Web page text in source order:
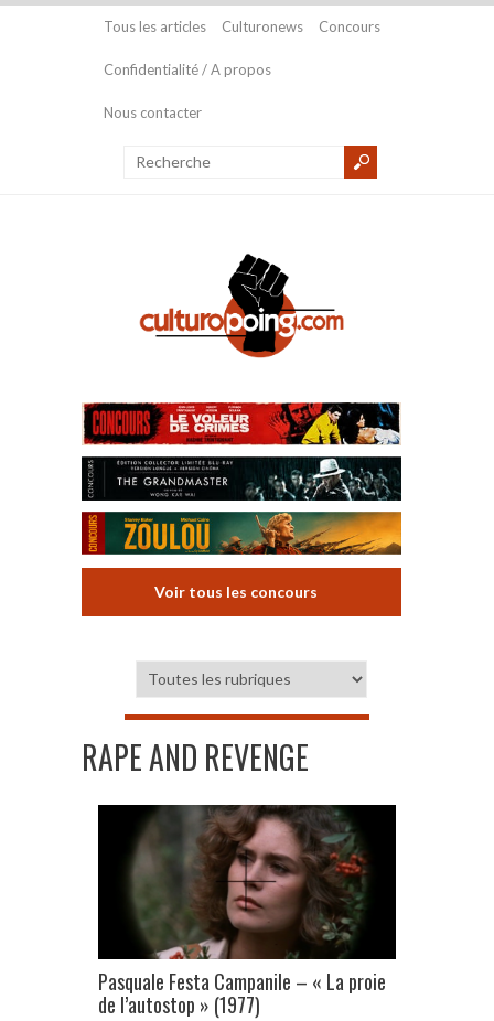
Tous les articles Culturonews Concours
Confidentialité / A propos
Nous contacter
Voir tous les concours
RAPE AND REVENGE
Pasquale Festa Campanile – « La proie
de l’autostop » (1977)